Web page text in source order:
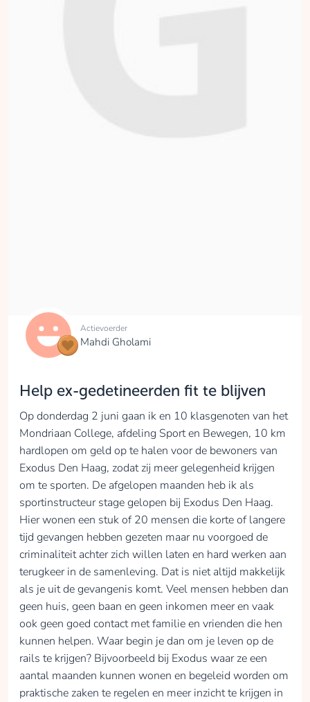
Actievoerder
Mahdi Gholami
Help ex-gedetineerden fit te blijven
Op donderdag 2 juni gaan ik en 10 klasgenoten van het
Mondriaan College, afdeling Sport en Bewegen, 10 km
hardlopen om geld op te halen voor de bewoners van
Exodus Den Haag, zodat zij meer gelegenheid krijgen
om te sporten. De afgelopen maanden heb ik als
sportinstructeur stage gelopen bij Exodus Den Haag.
Hier wonen een stuk of 20 mensen die korte of langere
tijd gevangen hebben gezeten maar nu voorgoed de
criminaliteit achter zich willen laten en hard werken aan
terugkeer in de samenleving. Dat is niet altijd makkelijk
als je uit de gevangenis komt. Veel mensen hebben dan
geen huis, geen baan en geen inkomen meer en vaak
ook geen goed contact met familie en vrienden die hen
kunnen helpen. Waar begin je dan om je leven op de
rails te krijgen? Bijvoorbeeld bij Exodus waar ze een
aantal maanden kunnen wonen en begeleid worden om
praktische zaken te regelen en meer inzicht te krijgen in